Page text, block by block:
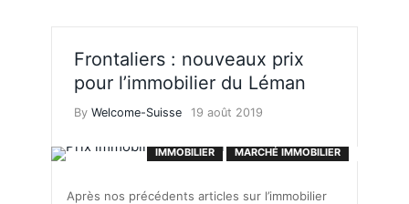
Frontaliers : nouveaux prix
pour l’immobilier du Léman
By Welcome-Suisse 19 août 2019
IMMOBILIER MARCHÉ IMMOBILIER
Après nos précédents articles sur l’immobilier